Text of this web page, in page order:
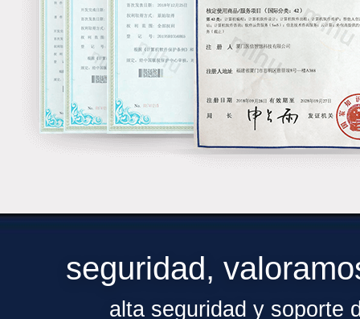
seguridad,
alta seguridad y soporte